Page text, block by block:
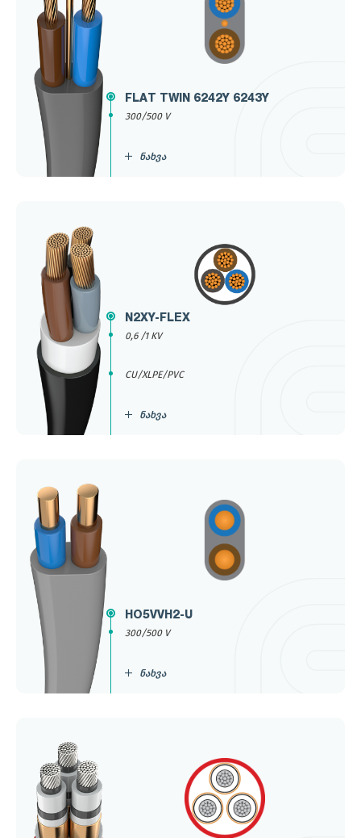
FLAT TWIN 6242Y 6243Y
300/500 V
ნახვა
N2XY-FLEX
0,6 /1 KV
CU/XLPE/PVC
ნახვა
HO5VVH2-U
300/500 V
ნახვა